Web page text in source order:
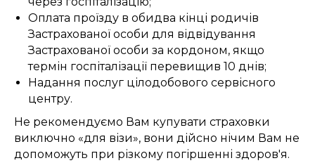
Оплата проїзду в обидва кінці родичів
Застрахованої особи для відвідування
Застрахованої особи за кордоном, якщо
термін госпіталізації перевищив 10 днів;
Надання послуг цілодобового сервісного
центру.
Не рекомендуємо Вам купувати страховки
виключно «для візи», вони дійсно нічим Вам не
допоможуть при різкому погіршенні здоров'я.